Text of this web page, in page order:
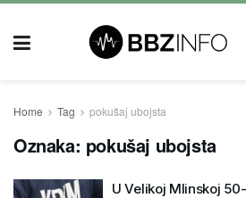
Home Tag pokušaj ubojsta
Oznaka: pokušaj ubojsta
U Velikoj Mlinskoj